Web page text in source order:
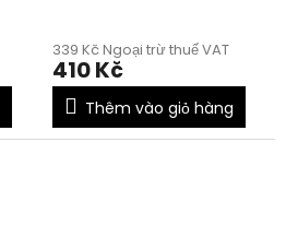
339 Kč Ngoại trừ thuế VAT
410 Kč
Thêm vào giỏ hàng